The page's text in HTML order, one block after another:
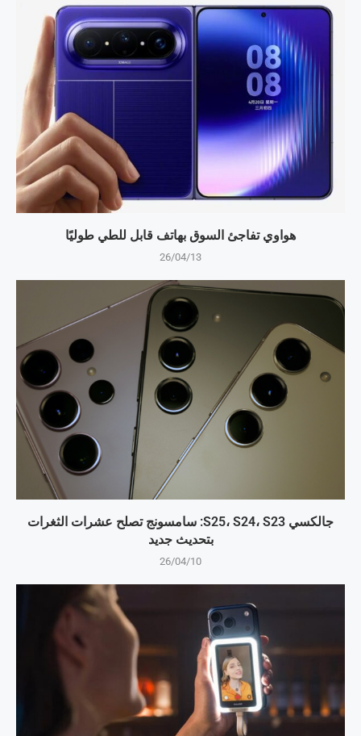
هواوي تفاجئ السوق بهاتف قابل للطي طوليًا
26/04/13
جالكسي S25، S24، S23: سامسونج تصلح عشرات الثغرات
بتحديث جديد
26/04/10